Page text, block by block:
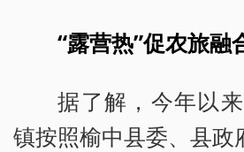
“露营热”促农旅融
据了解，今年以
镇按照榆中县委、县政